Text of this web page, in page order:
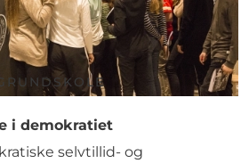
i demokratiet
selvtillid- og